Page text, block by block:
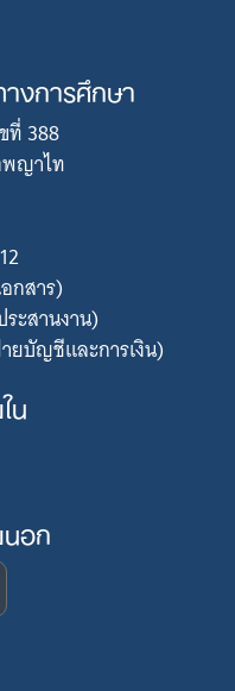
งการศึกษา
ที่ 388
พญาไท
กสาร)
ะสานงาน)
ยบัญชีและการเงิน)
น
อก